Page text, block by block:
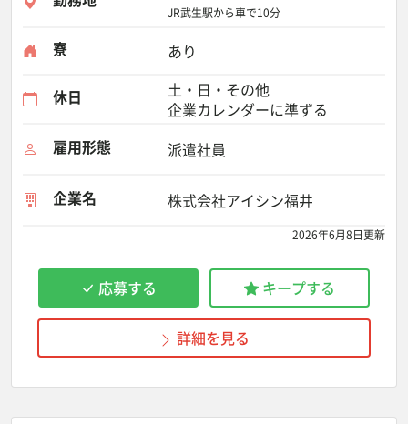
JR武生駅から車で10分
寮 あり
休日
土・日・その他
企業カレンダーに準ずる
雇用形態
派遣社員
企業名 株式会社アイシン福井
2026年6月8日更新
応募する キープする
詳細を見る